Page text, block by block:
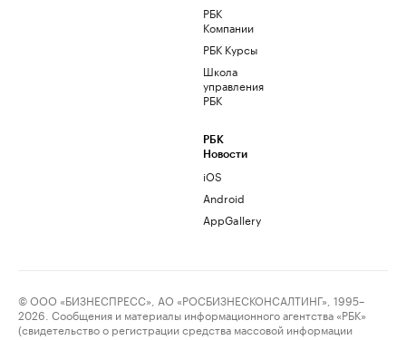
РБК
Компании
РБК Курсы
Школа
управления
РБК
РБК
Новости
iOS
Android
AppGallery
© ООО «БИЗНЕСПРЕСС», АО «РОСБИЗНЕСКОНСАЛТИНГ», 1995–
2026. Сообщения и материалы информационного агентства «РБК»
(свидетельство о регистрации средства массовой информации